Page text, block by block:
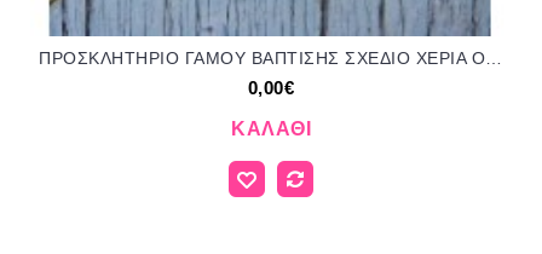
0,00€
ΚΑΛΆΘΙ